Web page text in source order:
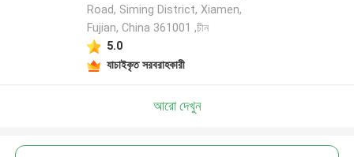
Road, Siming District, Xiamen,
Fujian, China 361001 ,চীন
5.0
যাচাইকৃত সরবরাহকারী
আরো দেখুন